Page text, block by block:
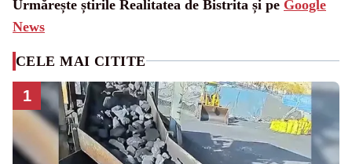
Urmărește știrile Realitatea de Bistrita și pe Google
News
CELE MAI CITITE
1